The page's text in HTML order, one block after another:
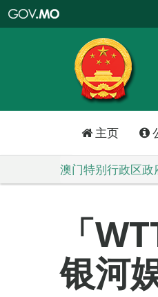
特
政
区
政
口
主页
澳门特别行政区政
「
银河